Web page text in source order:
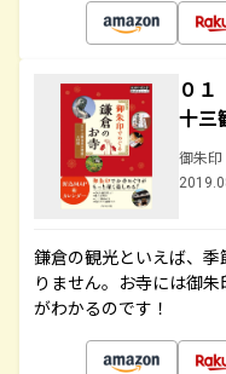
０
十三
御朱印
鎌倉の観光といえば、
りません。お寺には御
がわかるのです！